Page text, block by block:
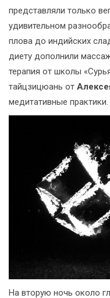
представляли только
удивительном
плова до индийских
диету дополнили
терапия от школы
тайцзицюань от
медитативные практики.
На вторую ночь около